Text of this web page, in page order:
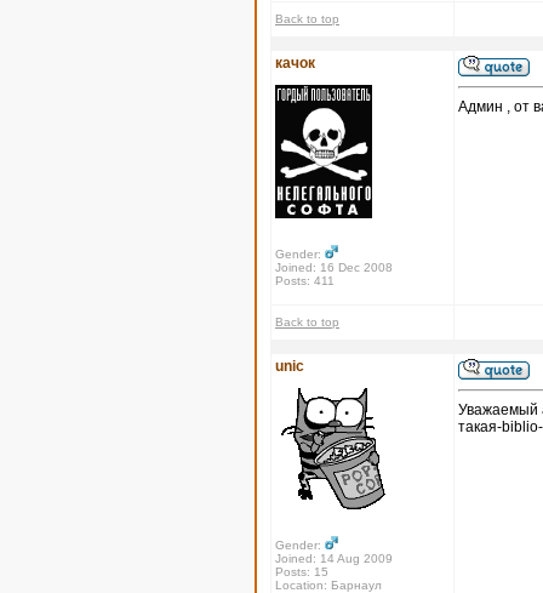
Back to top
качок
Gender:
Joined: 16 Dec 2008
Posts: 411
Админ , от
Back to top
unic
Gender:
Joined: 14 Aug 2009
Posts: 15
Location: Барнаул
Уважаемый
такая-